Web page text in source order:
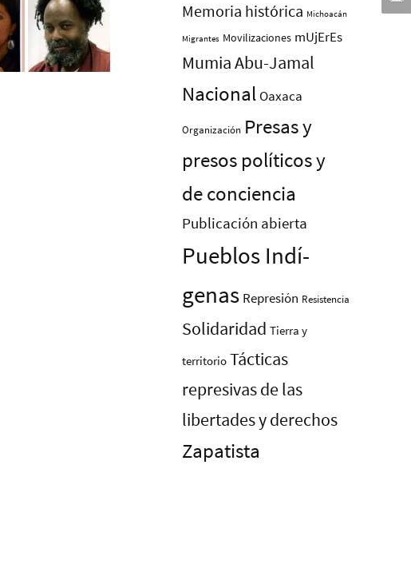
Memoria histórica Michoacán
Migrantes Movilizaciones mUjErEs
Mumia Abu-Jamal
Nacional Oaxaca
Organización Presas y
presos polí­ticos y
de conciencia
Publicación abierta
Pueblos Indí­
genas Represión Resistencia
Solidaridad Tierra y
territorio Tácticas
represivas de las
libertades y derechos
Zapatista